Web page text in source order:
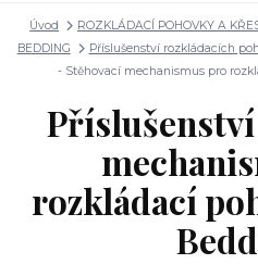
Úvod ROZKLÁDACÍ POHOVKY A
BEDDING
Příslušenství rozkládacích
- Stěhovací mechanismus pro
rozkládací